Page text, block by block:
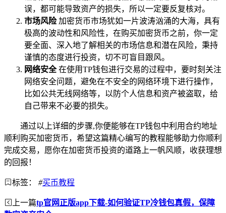
误，都可能导致资产的损失，所以一定要反复核对。
市场风险加密货币市场犹如一片波涛汹涌的大海，具有
极高的波动性和风险性，在购买加密货币之前，你一定
要全面、深入地了解相关的市场信息和潜在风险，秉持
谨慎的态度进行投资，切不可盲目跟风。
网络安全在使用TP钱包进行交易的过程中，要时刻关注
网络安全问题，避免在不安全的网络环境下进行操作，
比如公共无线网络等，以防个人信息和资产被盗取，给
自己带来不必要的损失。
通过以上详细的步骤,你便能够在TP钱包中利用合约地址
顺利购买加密货币，希望这篇精心编写的教程能够助力你顺利
完成交易，愿你在加密货币投资的道路上一帆风顺，收获理想
的回报！
标签： #买币教程
上一篇tp官网正版app下载-如何验证TP冷钱包真假，保障